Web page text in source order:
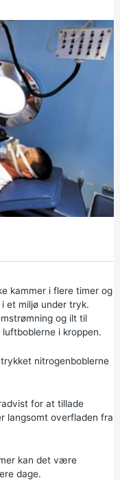
kammer i flere timer og
et miljø under tryk.
og ilt til
i kroppen.
nitrogenboblerne
for at tillade
langsomt overfladen fra
kan det være
dage.